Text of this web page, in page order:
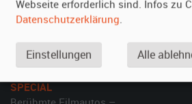
Fotos senden
Inserat verwalten
SPECIAL
Webseite erforderlich sind. Infos zu
Datenschutzerklärung.
Einstellungen Alle